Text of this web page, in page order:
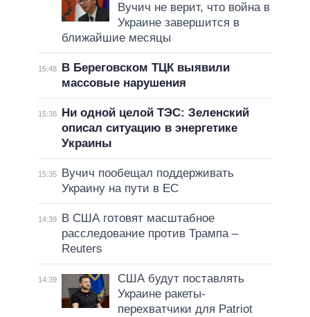
Вучич не верит, что война в
Украине завершится в
ближайшие месяцы
15:48
В Береговском ТЦК выявили
массовые нарушения
15:38
Ни одной целой ТЭС: Зеленский
описал ситуацию в энергетике
Украины
15:35
Вучич пообещал поддерживать
Украину на пути в ЕС
14:39
В США готовят масштабное
расследование против Трампа –
Reuters
14:39
США будут поставлять
Украине ракеты-
перехватчики для Patriot